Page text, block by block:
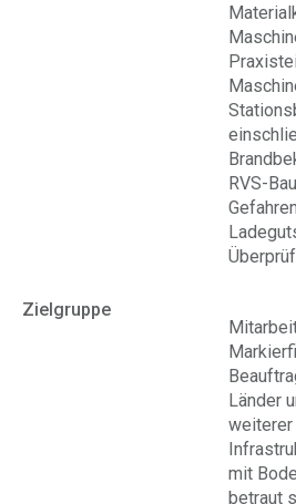
RVS-
Zielgruppe
Länder
weiterer
mit
betraut